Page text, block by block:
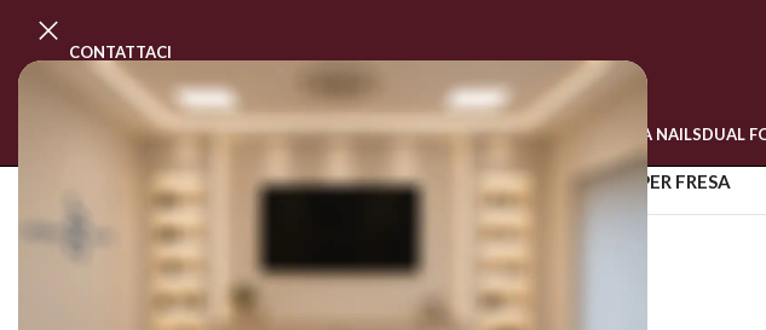
CONTATTACI
PROGRAMMA MASTER CLASSCORSI ONLINE LINEA NAILSDUAL
LINEA NAILS/PUNTE FRESA E STRUMENTI PUNTE PER FRESA
Mostra i filtri